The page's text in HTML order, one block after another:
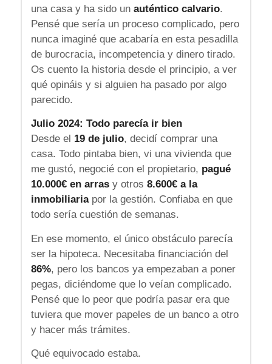
una casa y ha sido un auténtico calvario.
Pensé que sería un proceso complicado, pero
nunca imaginé que acabaría en esta pesadilla
de burocracia, incompetencia y dinero tirado.
Os cuento la historia desde el principio, a ver
qué opináis y si alguien ha pasado por algo
parecido.
Julio 2024: Todo parecía ir bien
Desde el 19 de julio, decidí comprar una
casa. Todo pintaba bien, vi una vivienda que
me gustó, negocié con el propietario, pagué
10.000€ en arrasy otros 8.600€ a la
inmobiliariapor la gestión. Confiaba en que
todo sería cuestión de semanas.
En ese momento, el único obstáculo parecía
ser la hipoteca. Necesitaba financiación del
86%, pero los bancos ya empezaban a poner
pegas, diciéndome que lo veían complicado.
Pensé que lo peor que podría pasar era que
tuviera que mover papeles de un banco a otro
y hacer más trámites.
Qué equivocado estaba.